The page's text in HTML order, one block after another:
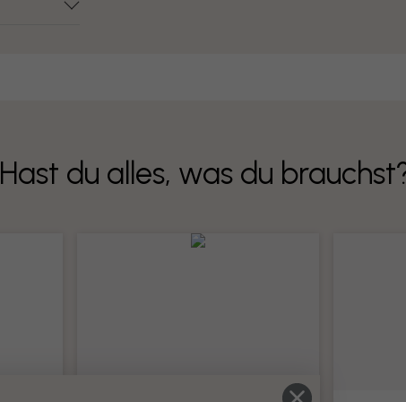
Hast du alles, was du